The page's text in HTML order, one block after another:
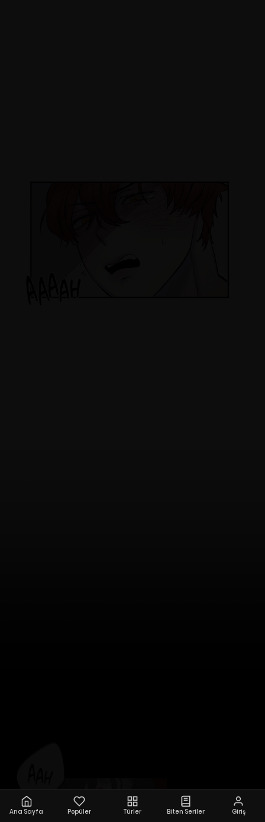
Ana Sayfa Popüler Türler Biten Seriler Giriş